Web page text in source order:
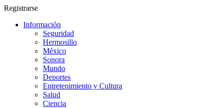
Registrarse
Información
Seguridad
Hermosillo
México
Sonora
Mundo
Deportes
Entretenimiento y Cultura
Salud
Ciencia